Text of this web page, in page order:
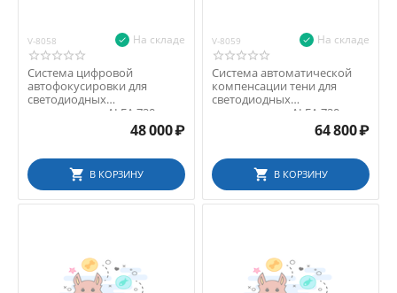
V-8058 На складе
Система цифровой
автофокусировки для
светодиодных
светильников ALFA 720
48 000₽
В КОРЗИНУ
V-8059 На складе
Система автоматической
компенсации тени для
светодиодных
светильников ALFA 720
64 800₽
В КОРЗИНУ